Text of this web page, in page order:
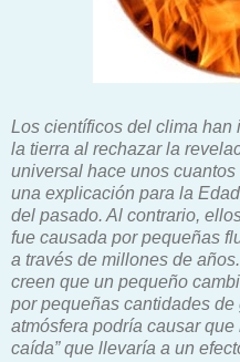
Los científicos del clima han
la tierra al rechazar la
universal hace unos
una explicación para la
del pasado. Al contrario,
fue causada por pequeñas
a través de millones de
creen que un pequeño
por pequeñas cantidades
atmósfera podría causar
caída” que llevaría a un